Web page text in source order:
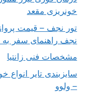
خونریزی مقعد
تور نجف – قیمت
نجف راهنمای سفر
مشخصات فنی زانتیا
سایزبندی تایر انواع
– ولوو